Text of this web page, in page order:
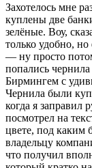
Захотелось мне
куплены две
зелёные. Воу,
только удобно,
— ну просто
попались
Бирмингем с
Чернила были
когда я заправил
посмотрел на
цвете, под каким
владельцу
что получил